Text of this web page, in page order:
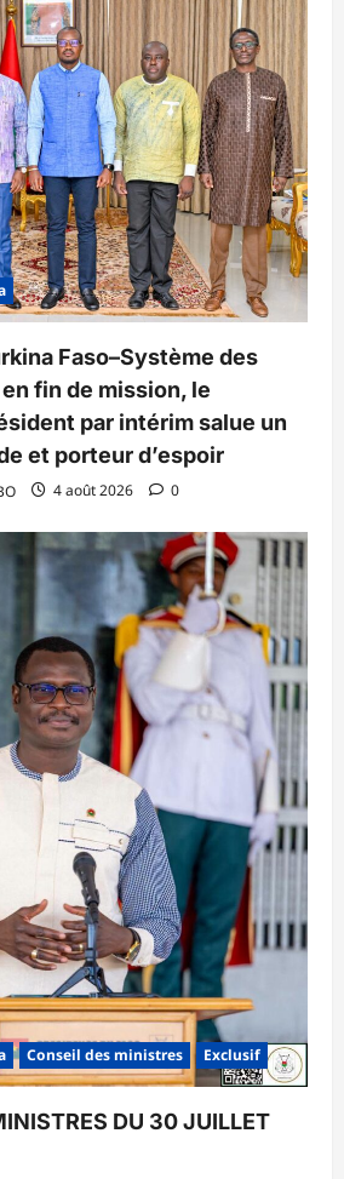
Faso–Système des
fin de mission, le
par intérim salue un
et porteur d’espoir
4 août 2026 0
Conseil des ministres Exclusif
DU 30 JUILLET